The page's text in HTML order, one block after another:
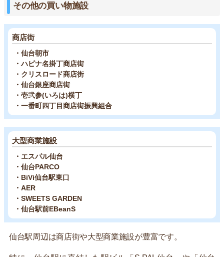
その他の買い物施設
商店街
・仙台朝市
・ハピナ名掛丁商店街
・クリスロード商店街
・仙台銀座商店街
・壱弐参(いろは)横丁
・一番町四丁目商店街振興組合
大型商業施設
・エスパル仙台
・仙台PARCO
・BiVi仙台駅東口
・AER
・SWEETS GARDEN
・仙台駅前EBeanS
仙台駅周辺は商店街や大型商業施設が豊富です。